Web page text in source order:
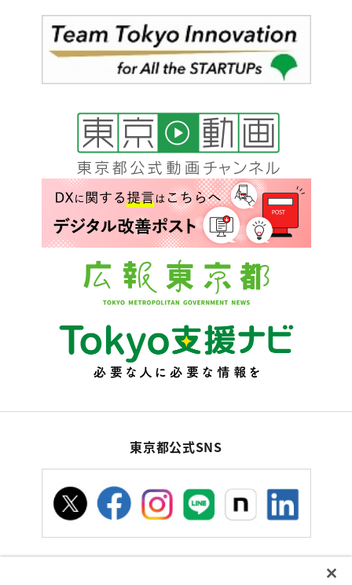
東京都公式SNS